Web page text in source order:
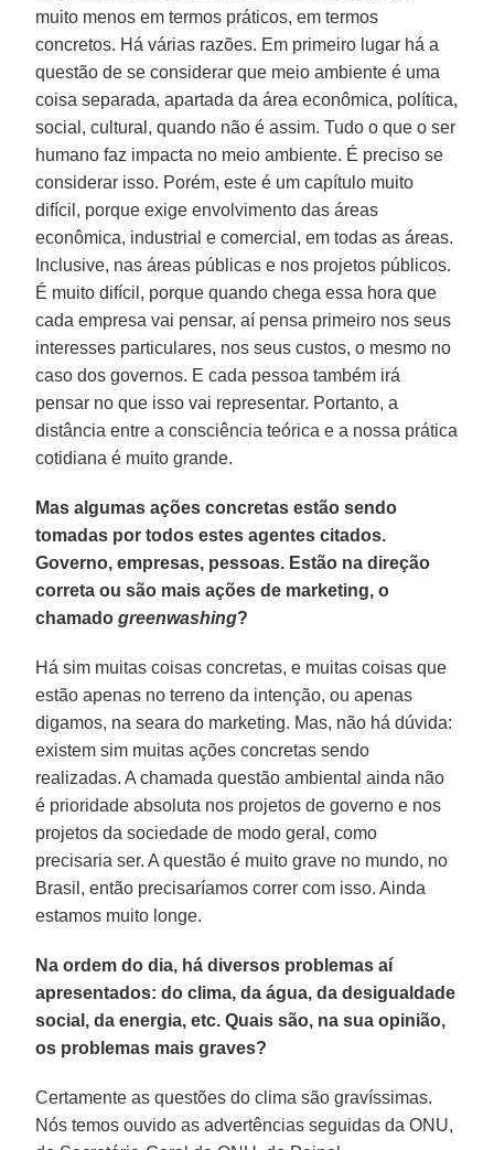
muito menos em termos práticos, em termos
concretos. Há várias razões. Em primeiro lugar há a
questão de se considerar que meio ambiente é uma
coisa separada, apartada da área econômica, política,
social, cultural, quando não é assim. Tudo o que o ser
humano faz impacta no meio ambiente. É preciso se
considerar isso. Porém, este é um capítulo muito
difícil, porque exige envolvimento das áreas
econômica, industrial e comercial, em todas as áreas.
Inclusive, nas áreas públicas e nos projetos públicos.
É muito difícil, porque quando chega essa hora que
cada empresa vai pensar, aí pensa primeiro nos seus
interesses particulares, nos seus custos, o mesmo no
caso dos governos. E cada pessoa também irá
pensar no que isso vai representar. Portanto, a
distância entre a consciência teórica e a nossa prática
cotidiana é muito grande.
Mas algumas ações concretas estão sendo
tomadas por todos estes agentes citados.
Governo, empresas, pessoas. Estão na direção
correta ou são mais ações de marketing, o
chamadogreenwashing?
Há sim muitas coisas concretas, e muitas coisas que
estão apenas no terreno da intenção, ou apenas
digamos, na seara do marketing. Mas, não há dúvida:
existem sim muitas ações concretas sendo
realizadas. A chamada questão ambiental ainda não
é prioridade absoluta nos projetos de governo e nos
projetos da sociedade de modo geral, como
precisaria ser. A questão é muito grave no mundo, no
Brasil, então precisaríamos correr com isso. Ainda
estamos muito longe.
Na ordem do dia, há diversos problemas aí
apresentados: do clima, da água, da desigualdade
social, da energia, etc. Quais são, na sua opinião,
os problemas mais graves?
Certamente as questões do clima são gravíssimas.
Nós temos ouvido as advertências seguidas da ONU,